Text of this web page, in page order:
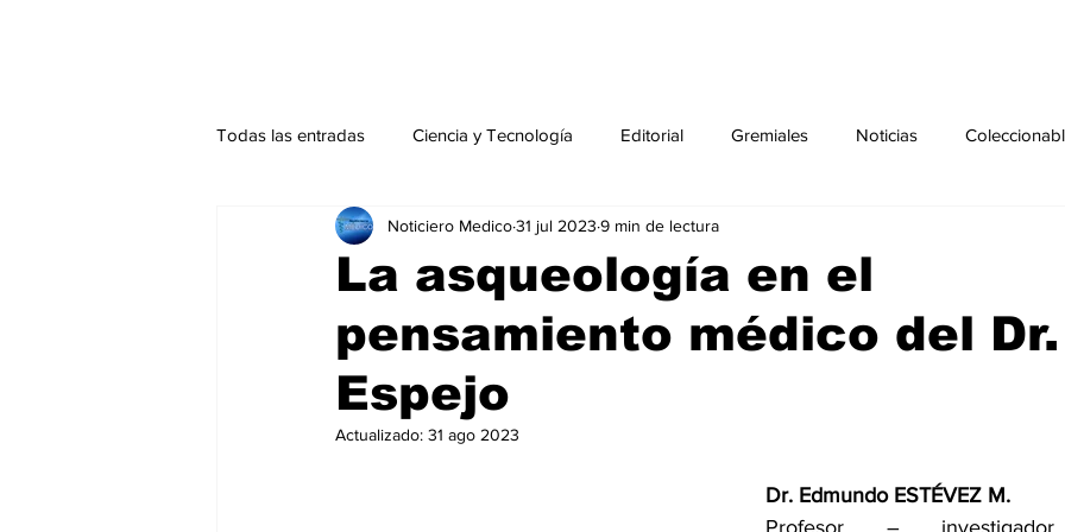
Todas las entradas Ciencia y Tecnología Editorial Gremiales Noticias
Actualidad Salud Mental Agenda Sección especial
Endocrinología Actualidad especial Ciencia y Tecnología especial Coleccionable
Consulta Externa especial
Publicaciones especial
La asqueología en el
pensamiento médico del Dr.
Espejo
Noticiero Medico31 jul 2023 9 min de lectura
Actualizado: 31 ago 2023
Dr. Edmundo ESTÉVEZ M.
Profesor – investigador